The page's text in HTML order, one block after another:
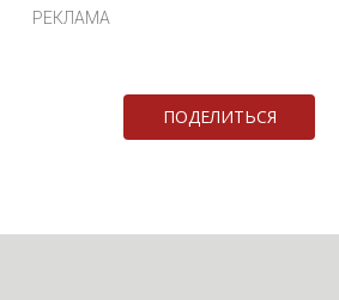
РЕКЛАМА
ПОДЕЛИТЬСЯ